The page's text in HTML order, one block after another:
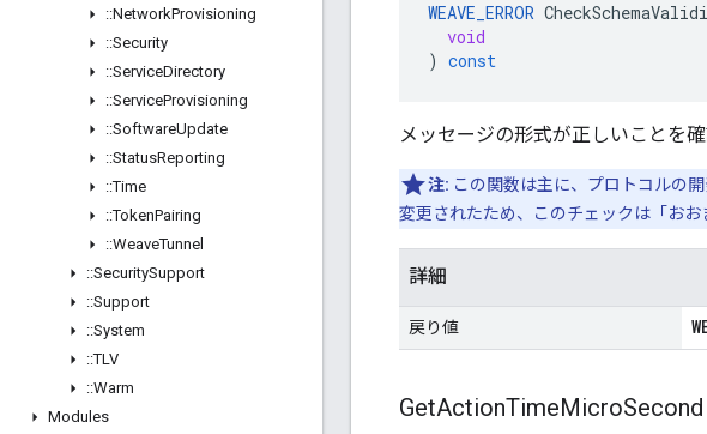
::NetworkProvisioning
::Security
::ServiceDirectory
::ServiceProvisioning
::SoftwareUpdate
::StatusReporting
::Time
::TokenPairing
::WeaveTunnel
::SecuritySupport
::Support
::System
::TLV
::Warm
Modules
WEAVE_ERROR
void
) const
メッセージの形式が正しいことを確
注: この関数は主に、プロトコルの
変更されたため、このチェックは「おお
詳細
戻り値
GetActionTimeMicroSecond